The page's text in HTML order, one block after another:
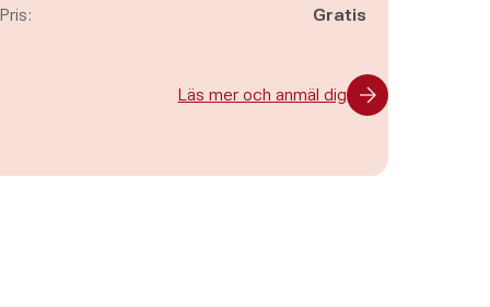
Pris: Gratis
Läs mer och anmäl dig